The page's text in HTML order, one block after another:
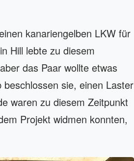
kanariengelben LKW für
Hill lebte zu diesem
das Paar wollte etwas
sie, einen Laster
waren zu diesem Zeitpunkt
Projekt widmen konnten,